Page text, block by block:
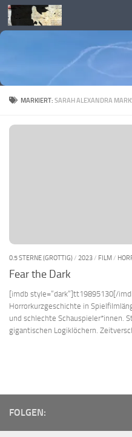
Skip to content
MARKIERT:SARAH ALEXANDRA
0.5 STERNE (GROTTIG)/ 2023/ FILM/
Fear the Dark
[imdb style=“dark“]tt19895130[/
Horrorkurzgeschichte in
und schlechte Schauspieler*innen.
gigantischen Logiklöchern.
FOLGEN: